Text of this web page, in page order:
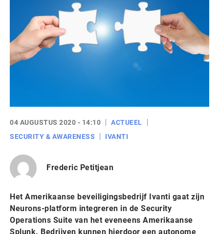
04 AUGUSTUS 2020 - 14:10
ACTUEEL
SECURITY & AWARENESS
IVANTI
Frederic Petitjean
Het Amerikaanse beveiligingsbedrijf Ivanti gaat zijn
Neurons-platform integreren in de Security
Operations Suite van het eveneens Amerikaanse
Splunk. Bedrijven kunnen hierdoor een autonome